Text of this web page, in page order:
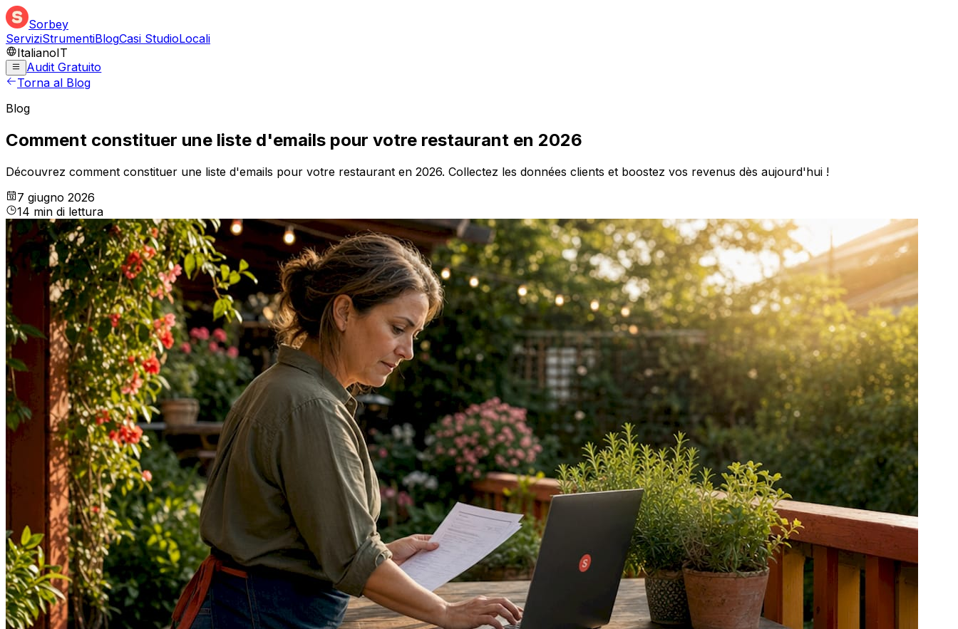
Sorbey
ServiziStrumentiBlogCasi StudioLocali
ItalianoIT
Audit Gratuito
Torna al Blog
Blog
Comment constituer une liste d'emails pour votre restaurant en 2026
Découvrez comment constituer une liste d'emails pour votre restaurant en 2026. Collectez les données clients et boostez vos revenus dès aujourd'hui !
7 giugno 2026
14 min di lettura